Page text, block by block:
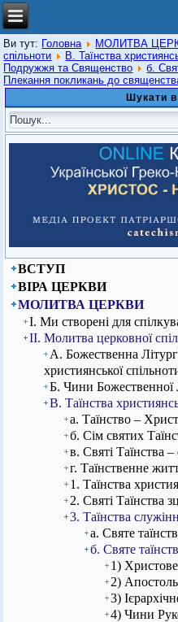
Ви тут: Головна МОЛИТВА
спільноти
В. Таїнства
Подружжя та Священство
б.
Плекання покликань до
Шукати в
ВСТУП
ВІРА ЦЕРКВИ
МОЛИТВА ЦЕРКВИ
І. Ми створені для
ІІ. Молитва церковної
А. Божественна
християнської
Б. Чини Божественної
В. Таїнства
а. Таїнство –
б. Сім святих
в. Святі Таїнства
г. Таїнственне
1. Таїнства
2. Святі Таїнства
3. Таїнства
а. Святе
б. Святе
1)
2)
3)
4) Чини